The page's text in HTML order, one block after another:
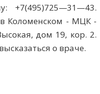
+7(495)725—31—43.
Коломенском - МЦК -
дом 19, кор. 2.
о враче.